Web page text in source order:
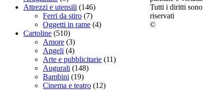
Attrezzi e utensili (146)
Ferri da stiro (7)
Oggetti in rame (4)
Cartoline (510)
Amore (3)
Angeli (4)
Arte e pubblicitarie (11)
Augurali (148)
Bambini (19)
Cinema e teatro (12)
Tutti i diritti sono
riservati
©